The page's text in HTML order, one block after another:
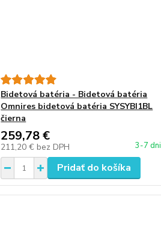
Bidetová batéria - Bidetová batéria
Omnires bidetová batéria SYSYBI1BL
čierna
259,78 €
211,20 € bez DPH 3-7 dni
Pridať do košíka